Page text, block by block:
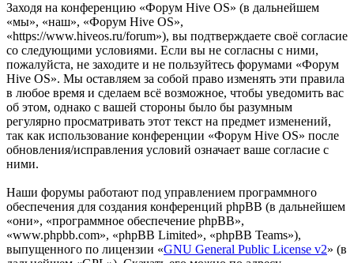
Заходя на конференцию «Форум Hive OS» (в дальнейшем
«мы», «наш», «Форум Hive OS»,
«https://www.hiveos.ru/forum»), вы подтверждаете своё согласие
со следующими условиями. Если вы не согласны с ними,
пожалуйста, не заходите и не пользуйтесь форумами «Форум
Hive OS». Мы оставляем за собой право изменять эти правила
в любое время и сделаем всё возможное, чтобы уведомить вас
об этом, однако с вашей стороны было бы разумным
регулярно просматривать этот текст на предмет изменений,
так как использование конференции «Форум Hive OS» после
обновления/исправления условий означает ваше согласие с
ними.
Наши форумы работают под управлением программного
обеспечения для создания конференций phpBB (в дальнейшем
«они», «программное обеспечение phpBB»,
«www.phpbb.com», «phpBB Limited», «phpBB Teams»),
выпущенного по лицензии «GNU General Public License v2» (в